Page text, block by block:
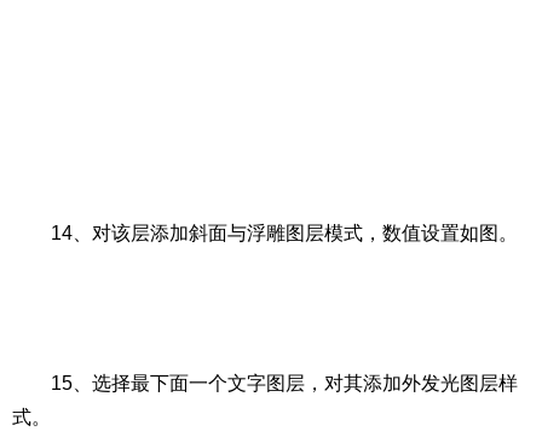
14、对该层添加斜面与浮雕图层模式，数值设置如图。
15、选择最下面一个文字图层，对其添加外发光图层样
式。